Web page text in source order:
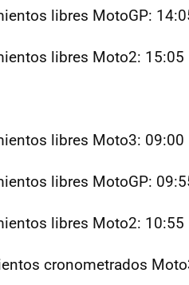
libres MotoGP:
libres Moto2: 15:05
libres Moto3: 09:00
libres MotoGP:
libres Moto2: 10:55
cronometrados